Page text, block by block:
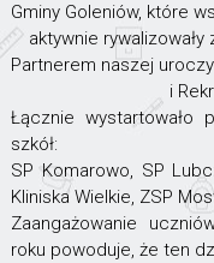
Gminy Goleniów, które
aktywnie
Partnerem naszej
i
Łącznie wystartowało
szkół:
SP Komarowo, SP
Kliniska Wielkie, ZSP
Zaangażowanie
roku powoduje, że ten